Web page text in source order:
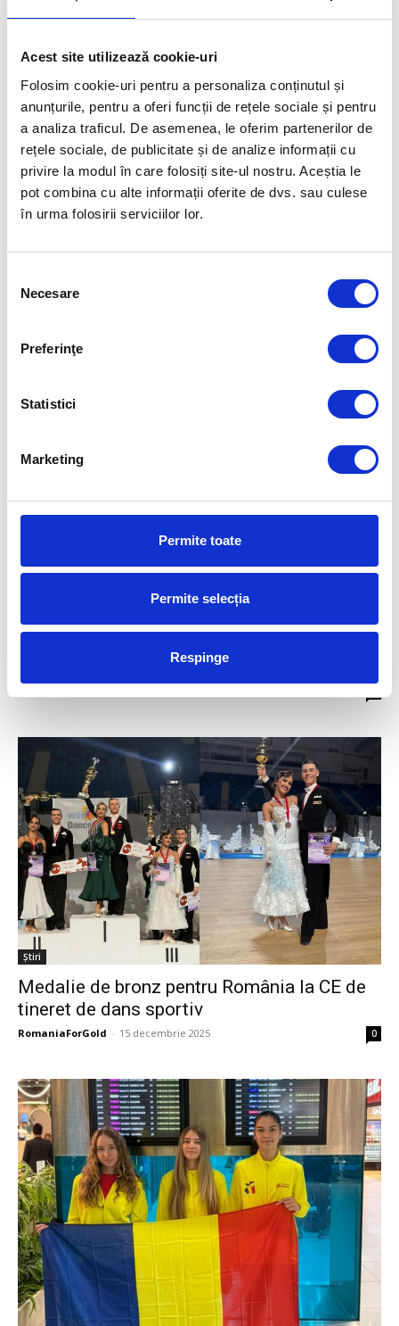
Acest site utilizează cookie-uri
Folosim cookie-uri pentru a personaliza conținutul și
anunțurile, pentru a oferi funcții de rețele sociale și pentru
a analiza traficul. De asemenea, le oferim partenerilor de
rețele sociale, de publicitate și de analize informații cu
privire la modul în care folosiți site-ul nostru. Aceștia le
pot combina cu alte informații oferite de dvs. sau culese
în urma folosirii serviciilor lor.
consimțământului
Necesare
Preferinţe
Statistici
Marketing
Permite toate
Permite selecția
Respinge
loc Europenele pe echipe mixte
David Popovici și Mihaela Cambei au fost
Știri
Medalie de bronz pentru România la CE de
tineret de dans sportiv
RomaniaForGold - 15 decembrie 2025 0